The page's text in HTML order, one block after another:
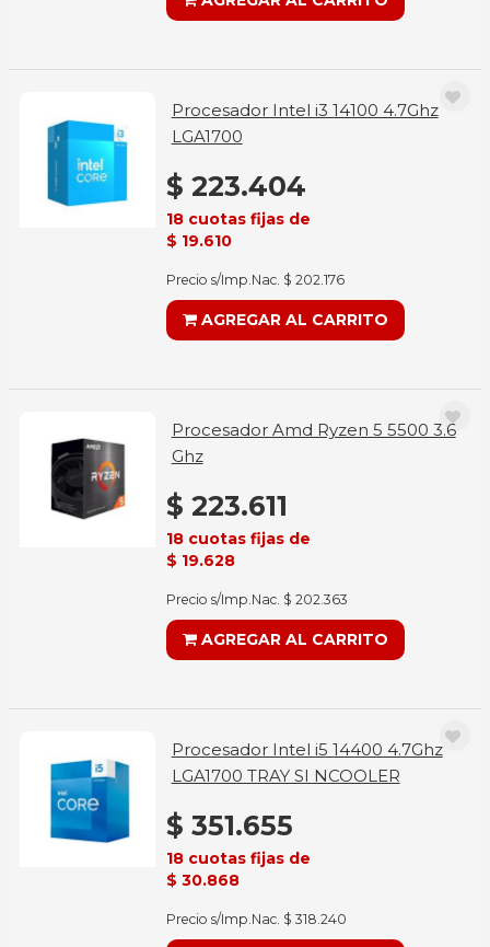
Procesador Intel i3 14100 4.7Ghz
LGA1700
$ 223.404
18 cuotas fijas de
$ 19.610
Precio s/Imp.Nac. $ 202.176
AGREGAR AL CARRITO
Procesador Amd Ryzen 5 5500 3.6
Ghz
$ 223.611
18 cuotas fijas de
$ 19.628
Precio s/Imp.Nac. $ 202.363
AGREGAR AL CARRITO
Procesador Intel i5 14400 4.7Ghz
LGA1700 TRAY SI NCOOLER
$ 351.655
18 cuotas fijas de
$ 30.868
Precio s/Imp.Nac. $ 318.240